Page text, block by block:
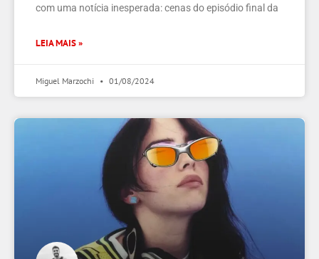
com uma notícia inesperada: cenas do episódio final da
LEIA MAIS »
Miguel Marzochi 01/08/2024